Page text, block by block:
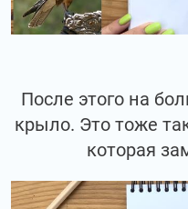
После этого на
крыло. Это тоже
которая